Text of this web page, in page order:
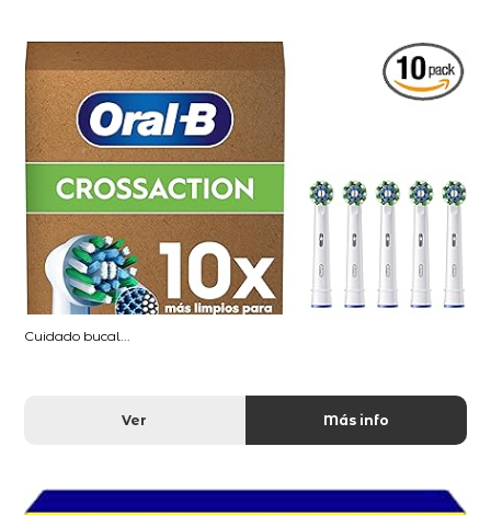
Cuidado bucal...
Ver Más info